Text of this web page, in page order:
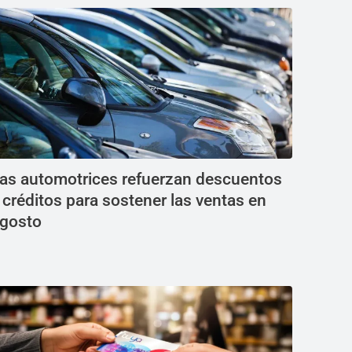
automotrices refuerzan descuentos
para sostener las ventas en